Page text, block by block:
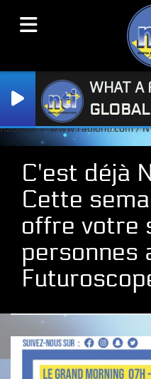
Radio NTI : www.radionti.com /
WHAT A
C'est déjà
Cette
offre votre
personnes